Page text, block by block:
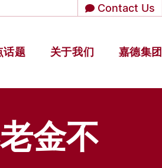
Contact Us
话题 关于我们 嘉德集团
金不